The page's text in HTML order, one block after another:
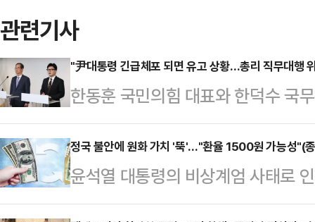
관련기사
"尹대통령 긴급체포 되면 유고 상황…총리 직무대행
한동훈 국민의힘 대표와 한덕수 국
으로 당정이 윤석열 대통령에게 권
하면서 위헌 논란이 제기되고 있다.
있는 경찰 국가수사본부 특별수사
대통령도 긴급체포 할 수 있다"고
정국 불안에 원화 가치 '뚝'…"환율 1500원 가능성"(
윤석열 대통령의 비상계엄 사태로
가치가 급락하고 있다. 시장에선 한